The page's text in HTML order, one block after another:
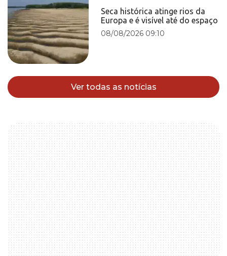
Seca histórica atinge rios da
Europa e é visível até do espaço
08/08/2026 09:10
Ver todas as notícias